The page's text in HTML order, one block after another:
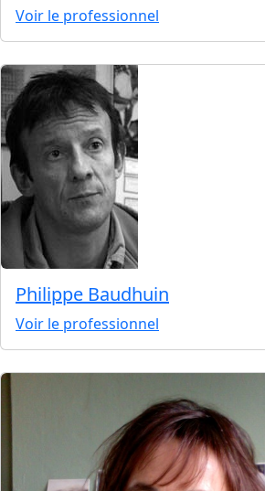
Voir le professionnel
Philippe Baudhuin
Voir le professionnel